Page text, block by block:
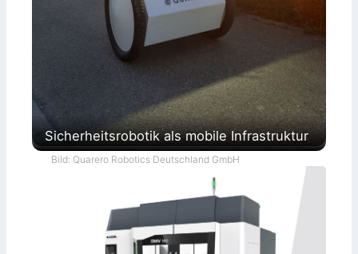
Sicherheitsrobotik als mobile Infrastruktur
Bild: Quarero Robotics Deutschland GmbH